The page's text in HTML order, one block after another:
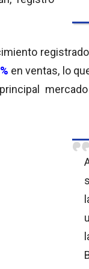
en ventas, lo